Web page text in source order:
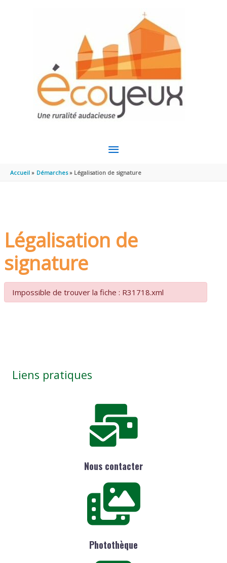
MENU
PRINCIPAL
Accueil Démarches Légalisation de signature
Légalisation de
signature
Impossible de trouver la fiche : R31718.xml
Liens pratiques
Nous contacter
Photothèque